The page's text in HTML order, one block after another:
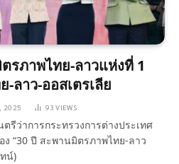
รภาพไทย-ลาวแห่งที่ 1
ลาว-ออสเตรเลีย
2025 93VIEWS
รีว่าการกระทรวงการต่างประเทศ
“30 ปี สะพานมิตรภาพไทย-ลาว
น์)